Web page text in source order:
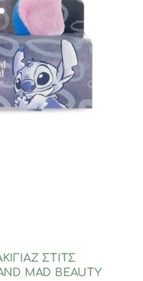
ΣΤΙΤΣ
MAD BEAUTY